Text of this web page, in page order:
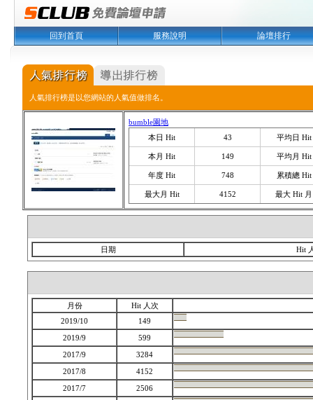
回到首頁 服務說明 論壇排行
人氣排行榜是以您網站的人氣值做排名。
bumble園地
本日 Hit
43 平均日 Hit
本月 Hit 149 平均月 Hit
年度 Hit 748 累積總 Hit
最大月 Hit 4152 最大 Hit 月
日期 Hit
月份
Hit 人次
2019/10
149
2019/9
599
2017/9
3284
2017/8
4152
2017/7
2506